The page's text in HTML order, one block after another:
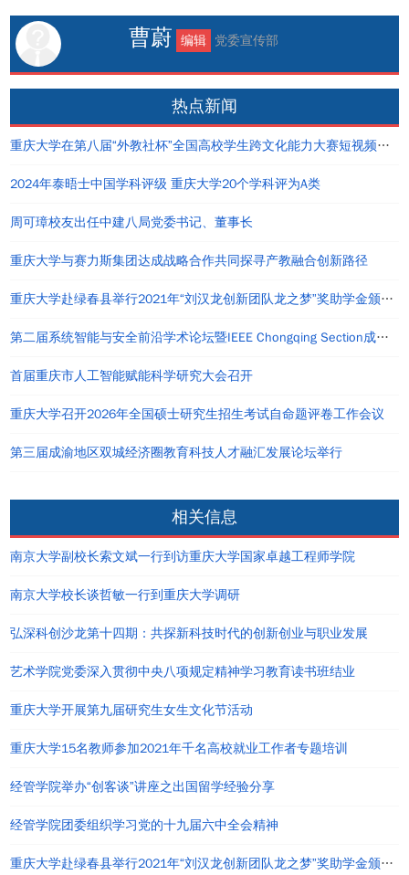
曹蔚 编辑 党委宣传部
热点新闻
重庆大学在第八届“外教社杯”全国高校学生跨文化能力大赛短视频大赛中荣获佳绩
2024年泰晤士中国学科评级 重庆大学20个学科评为A类
周可璋校友出任中建八局党委书记、董事长
重庆大学与赛力斯集团达成战略合作共同探寻产教融合创新路径
重庆大学赴绿春县举行2021年“刘汉龙创新团队龙之梦”奖助学金颁发仪式
第二届系统智能与安全前沿学术论坛暨IEEE Chongqing Section成立仪式在重庆举办
首届重庆市人工智能赋能科学研究大会召开
重庆大学召开2026年全国硕士研究生招生考试自命题评卷工作会议
第三届成渝地区双城经济圈教育科技人才融汇发展论坛举行
相关信息
南京大学副校长索文斌一行到访重庆大学国家卓越工程师学院
南京大学校长谈哲敏一行到重庆大学调研
弘深科创沙龙第十四期：共探新科技时代的创新创业与职业发展
艺术学院党委深入贯彻中央八项规定精神学习教育读书班结业
重庆大学开展第九届研究生女生文化节活动
重庆大学15名教师参加2021年千名高校就业工作者专题培训
经管学院举办“创客谈”讲座之出国留学经验分享
经管学院团委组织学习党的十九届六中全会精神
重庆大学赴绿春县举行2021年“刘汉龙创新团队龙之梦”奖助学金颁发仪式